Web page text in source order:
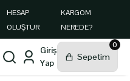
HESAP
OLUŞTUR
KARGOM
NEREDE?
0